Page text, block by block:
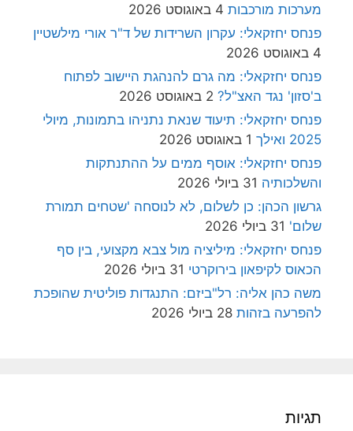
מערכות מורכבות 4 באוגוסט 2026
פנחס יחזקאלי: עקרון השרידות של ד"ר אורי מילשטיין
4 באוגוסט 2026
פנחס יחזקאלי: מה גרם להנהגת היישוב לפתוח
ב'סזון' נגד האצ"ל? 2 באוגוסט 2026
פנחס יחזקאלי: תיעוד שנאת נתניהו בתמונות, מיולי
2025 ואילך
1 באוגוסט 2026
פנחס יחזקאלי: אוסף ממים על ההתנתקות
והשלכותיה 31 ביולי 2026
גרשון הכהן: כן לשלום, לא לנוסחה 'שטחים תמורת
שלום' 31 ביולי 2026
פנחס יחזקאלי: מיליציה מול צבא מקצועי, בין סף
הכאוס לקיפאון בירוקרטי 31 ביולי 2026
משה כהן אליה: רל"ביזם: התנגדות פוליטית שהופכת
להפרעה בזהות 28 ביולי 2026
תגיות